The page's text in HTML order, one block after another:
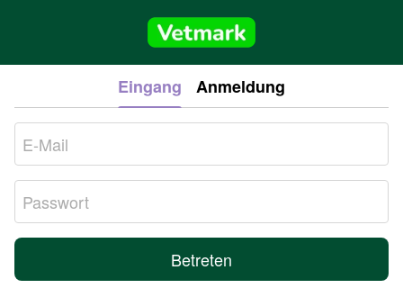
Eingang Anmeldung
Betreten